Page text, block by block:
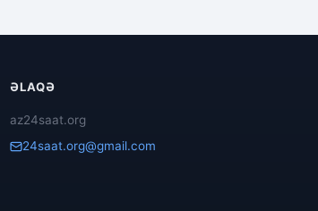
ƏLAQƏ
az24saat.org
24saat.org@gmail.com